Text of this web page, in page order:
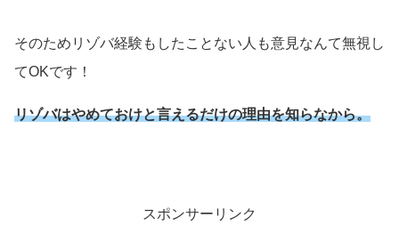
そのためリゾバ経験もしたことない人も意見なんて無視し
てOKです！
リゾバはやめておけと言えるだけの理由を知らなから。
スポンサーリンク